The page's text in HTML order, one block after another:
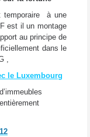
temporaire à une
est il un montage
au principe de
dans le
,
le Luxembourg